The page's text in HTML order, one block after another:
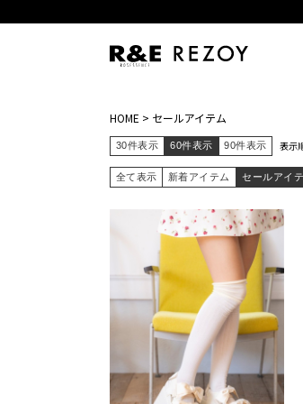
HOME > セールアイテム
30件表示 60件表示 90件表示 表示
全て表示 新着アイテム セールアイ